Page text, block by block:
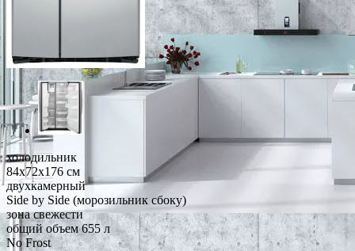
холодильник
84x72x176 см
двухкамерный
Side by Side (морозильник сбоку)
зона свежести
общий объем 655 л
No Frost